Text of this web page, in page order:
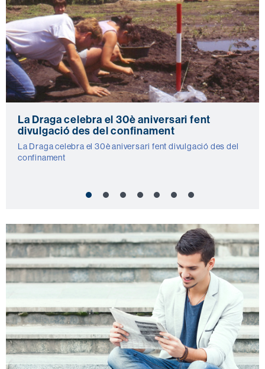
La Draga celebra el 30è aniversari fent
divulgació des del confinament
La Draga celebra el 30è aniversari fent divulgació des del
confinament
Més
informació
UAB